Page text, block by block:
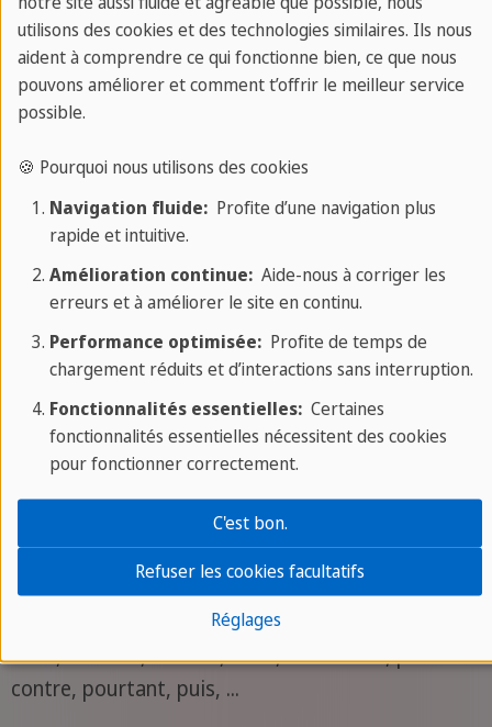
Les adverbes d’interrogation
des questions. On y trouve : combien, comment,
pourquoi, quand, où.
Exemples:Combiende temps pars-tu ?
Les adverbes de liaison
adverbes de liaisonrelient deux phrases. Ils
prennent un rôle de conjonction et modifient
toute une phrase ou proposition. Parmi ces
adverbes, on peut trouver : ainsi, alors, certes,
donc, en effet, ensuite, enfin, néanmoins, par
contre, pourtant, puis, ...
utilisons des cookies et des technologies similaires. Ils nous
aident à comprendre ce qui fonctionne bien, ce que nous
pouvons améliorer et comment t’offrir le meilleur service
possible.
🍪 Pourquoi nous utilisons des cookies
Navigation fluide:Profite d’une navigation plus
rapide et intuitive.
Amélioration continue:Aide-nous à corriger les
erreurs et à améliorer le site en continu.
Performance optimisée:Profite de temps de
chargement réduits et d’interactions sans interruption.
Fonctionnalités essentielles:Certaines
fonctionnalités essentielles nécessitent des cookies
pour fonctionner correctement.
Réglages
Refuser les cookies facultatifs
C'est bon.